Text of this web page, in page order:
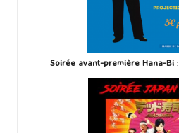
Soirée avant-première Hana-Bi: